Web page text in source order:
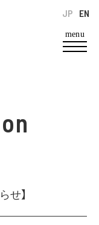
menu
EN
JP
せ】